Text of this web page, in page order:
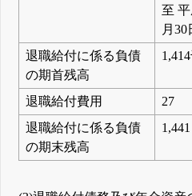
至
月30
退職給付に係る負債
の期首残高
退職給付費用 27
退職給付に係る負債
の期末残高
1,441